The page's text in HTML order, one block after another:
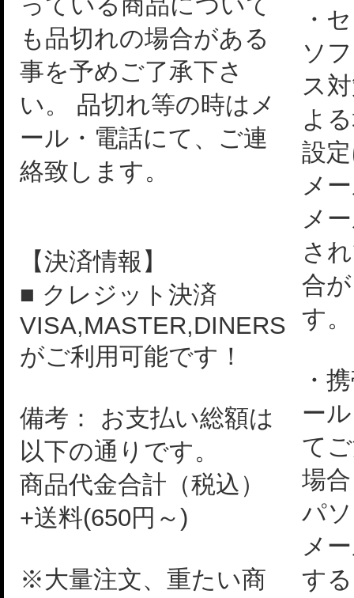
も品切れの場合がある
事を予めご了承下さ
い。 品切れ等の時はメ
ール・電話にて、ご連
絡致します。
【決済情報】
■ クレジット決済
VISA,MASTER,DINERS
がご利用可能です！
備考： お支払い総額は
以下の通りです。
商品代金合計（税込）
+送料(650円～)
※大量注文、重たい商
・
ソ
ス
よ
設
メ
メ
さ
合
す。
・
ー
て
場合
パ
メ
す